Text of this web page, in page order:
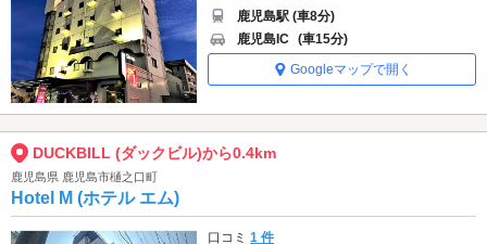
鹿児島駅 (車8分)
鹿児島IC (車15分)
Googleマップで開く
DUCKBILL (ダックビル)から0.4km
鹿児島県 鹿児島市樋之口町
Hotel M (ホテル エム)
口コミ1 件